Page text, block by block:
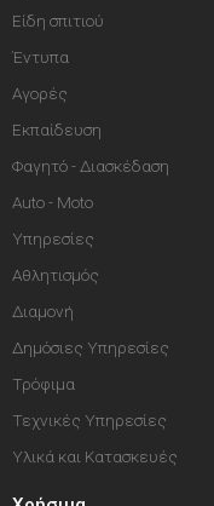
Είδη σπιτιού
Έντυπα
Αγορές
Εκπαίδευση
Φαγητό - Διασκέδαση
Auto - Moto
Υπηρεσίες
Αθλητισμός
Διαμονή
Δημόσιες Υπηρεσίες
Τρόφιμα
Τεχνικές Υπηρεσίες
Υλικά και Κατασκευές